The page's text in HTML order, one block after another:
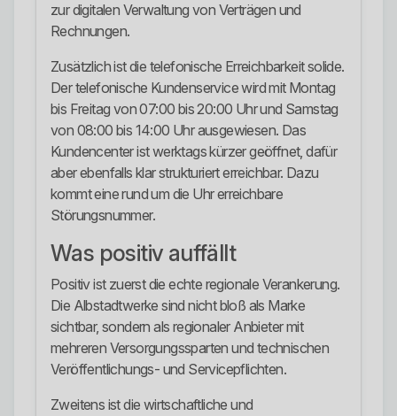
zur digitalen Verwaltung von Verträgen und
Rechnungen.
Zusätzlich ist die telefonische Erreichbarkeit solide.
Der telefonische Kundenservice wird mit Montag
bis Freitag von 07:00 bis 20:00 Uhr und Samstag
von 08:00 bis 14:00 Uhr ausgewiesen. Das
Kundencenter ist werktags kürzer geöffnet, dafür
aber ebenfalls klar strukturiert erreichbar. Dazu
kommt eine rund um die Uhr erreichbare
Störungsnummer.
Was positiv auffällt
Positiv ist zuerst die echte regionale Verankerung.
Die Albstadtwerke sind nicht bloß als Marke
sichtbar, sondern als regionaler Anbieter mit
mehreren Versorgungssparten und technischen
Veröffentlichungs- und Servicepflichten.
Zweitens ist die wirtschaftliche und